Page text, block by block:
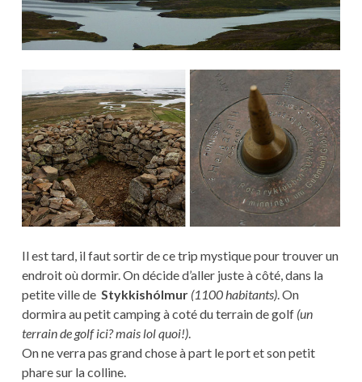
Il est tard, il faut sortir de ce trip mystique pour trouver un
endroit où dormir. On décide d’aller juste à côté, dans la
petite ville de Stykkishólmur (1100 habitants). On
dormira au petit camping à coté du terrain de golf(un
terrain de golf ici? mais lol quoi!).
On ne verra pas grand chose à part le port et son petit
phare sur la colline.